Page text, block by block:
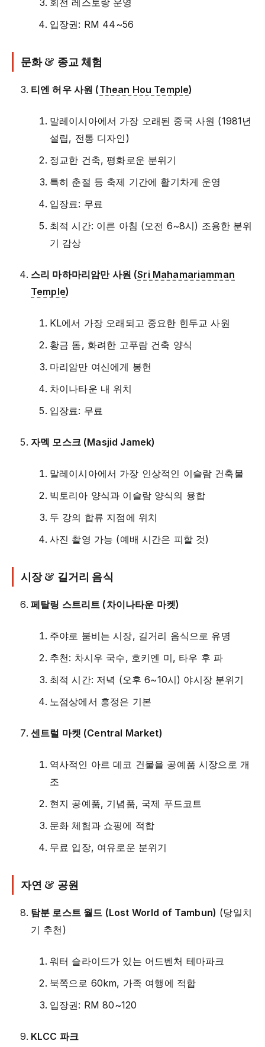
입장권: RM 44~56
문화 & 종교 체험
티엔 허우 사원 (Thean Hou Temple)
말레이시아에서 가장 오래된 중국 사원 (1981년
설립, 전통 디자인)
정교한 건축, 평화로운 분위기
특히 춘절 등 축제 기간에 활기차게 운영
입장료: 무료
최적 시간: 이른 아침 (오전 6~8시) 조용한 분위
기 감상
스리 마하마리암만 사원 (Sri Mahamariamman
Temple)
KL에서 가장 오래되고 중요한 힌두교 사원
황금 돔, 화려한 고푸람 건축 양식
마리암만 여신에게 봉헌
차이나타운 내 위치
입장료: 무료
자멕 모스크 (Masjid Jamek)
말레이시아에서 가장 인상적인 이슬람 건축물
빅토리아 양식과 이슬람 양식의 융합
두 강의 합류 지점에 위치
사진 촬영 가능 (예배 시간은 피할 것)
시장 & 길거리 음식
페탈링 스트리트 (차이나타운 마켓)
주야로 붐비는 시장, 길거리 음식으로 유명
추천: 차시우 국수, 호키엔 미, 타우 후 파
최적 시간: 저녁 (오후 6~10시) 야시장 분위기
노점상에서 흥정은 기본
센트럴 마켓 (Central Market)
역사적인 아르 데코 건물을 공예품 시장으로 개
조
현지 공예품, 기념품, 국제 푸드코트
문화 체험과 쇼핑에 적합
무료 입장, 여유로운 분위기
자연 & 공원
탐분 로스트 월드 (Lost World of Tambun) (당일치
기 추천)
워터 슬라이드가 있는 어드벤처 테마파크
북쪽으로 60km, 가족 여행에 적합
입장권: RM 80~120
KLCC 파크